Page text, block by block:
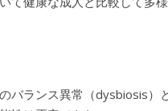
バランス異常（dysbiosis）